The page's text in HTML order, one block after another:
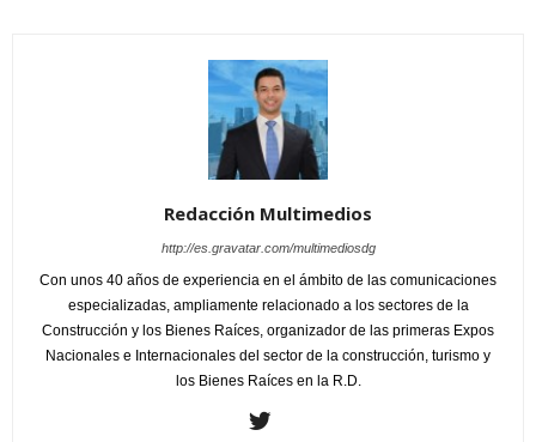
Redacción Multimedios
http://es.gravatar.com/multimediosdg
Con unos 40 años de experiencia en el ámbito de las comunicaciones
especializadas, ampliamente relacionado a los sectores de la
Construcción y los Bienes Raíces, organizador de las primeras Expos
Nacionales e Internacionales del sector de la construcción, turismo y
los Bienes Raíces en la R.D.